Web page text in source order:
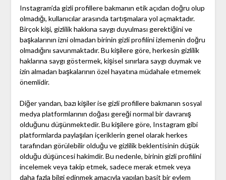
Instagram’da gizli profillere bakmanın etik açıdan doğru olup
olmadığı, kullanıcılar arasında tartışmalara yol açmaktadır.
Birçok kişi, gizlilik hakkına saygı duyulması gerektiğini ve
başkalarının izni olmadan birinin gizli profilini izlemenin doğru
olmadığını savunmaktadır. Bu kişilere göre, herkesin gizlilik
haklarına saygı göstermek, kişisel sınırlara saygı duymak ve
izin almadan başkalarının özel hayatına müdahale etmemek
önemlidir.
Diğer yandan, bazı kişiler ise gizli profillere bakmanın sosyal
medya platformlarının doğası gereği normal bir davranış
olduğunu düşünmektedir. Bu kişilere göre, Instagram gibi
platformlarda paylaşılan içeriklerin genel olarak herkes
tarafından görülebilir olduğu ve gizlilik beklentisinin düşük
olduğu düşüncesi hakimdir. Bu nedenle, birinin gizli profilini
incelemek veya takip etmek, sadece merak etmek veya
daha fazla bilgi edinmek amacıyla yapılan basit bir eylem